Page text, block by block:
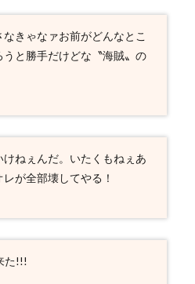
きゃなァお前がどんなとこ
と勝手だけどな〝海賊〟の
ねぇんだ。いたくもねぇあ
が全部壊してやる！
た!!!